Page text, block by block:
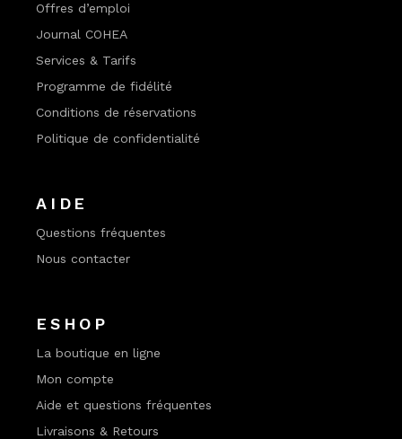
Offres d’emploi
Journal COHEA
Services & Tarifs
Programme de fidélité
Conditions de réservations
Politique de confidentialité
AIDE
Questions fréquentes
Nous contacter
ESHOP
La boutique en ligne
Mon compte
Aide et questions fréquentes
Livraisons & Retours